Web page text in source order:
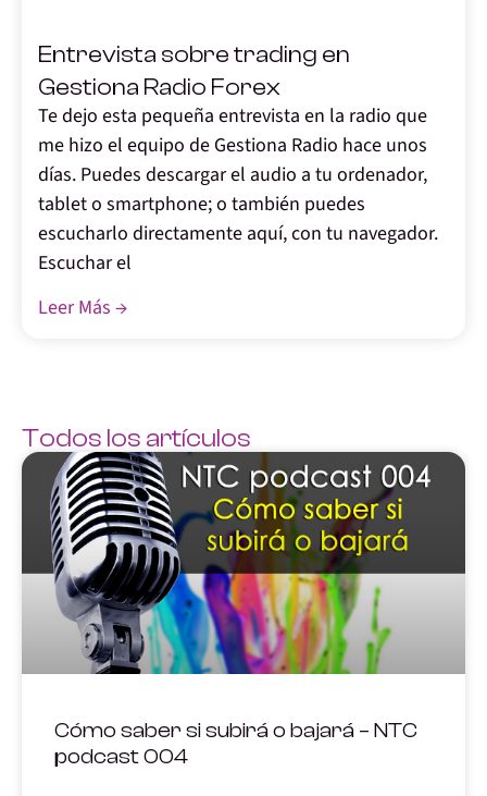
Entrevista sobre trading en
Gestiona Radio Forex
Te dejo esta pequeña entrevista en la radio que
me hizo el equipo de Gestiona Radio hace unos
días. Puedes descargar el audio a tu ordenador,
tablet o smartphone; o también puedes
escucharlo directamente aquí, con tu navegador.
Escuchar el
Leer Más →
Todos los artículos
Cómo saber si subirá o bajará – NTC
podcast 004